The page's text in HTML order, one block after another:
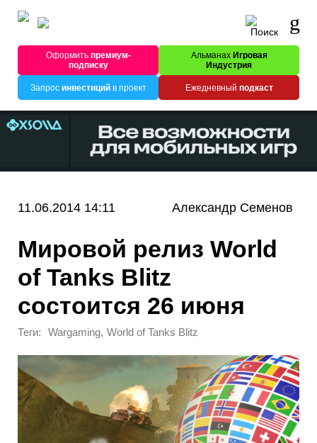
Оформитьпремиум-
подписку
Альманах Игровая
Индустрия
Запрос инвестицийв проект Ежедневный подкаст
11.06.2014 14:11 Александр Семенов
Мировой релиз World
of Tanks Blitz
состоится 26 июня
Теги: Wargaming, World of Tanks Blitz